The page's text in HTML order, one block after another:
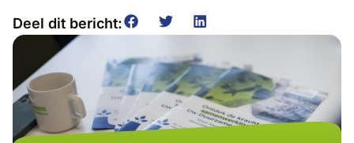
Deel dit bericht: